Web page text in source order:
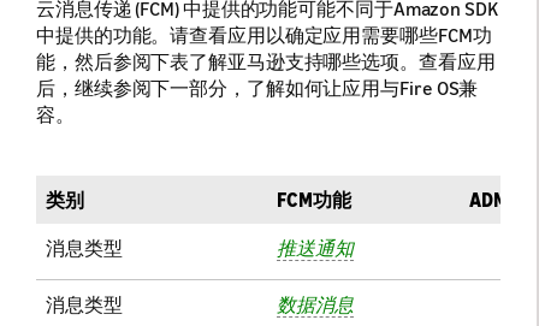
云消息传递 (FCM) 中提供的功能可能不同于Amazon SDK
中提供的功能。请查看应用以确定应用需要哪些FCM功
能，然后参阅下表了解亚马逊支持哪些选项。查看应用
后，继续参阅下一部分，了解如何让应用与Fire OS兼
容。
类别 FCM功能
ADM是
消息类型
推送通知
在Fire
消息类型
数据消息